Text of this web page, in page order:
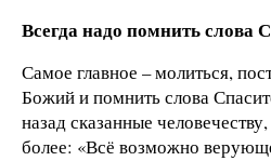
Всегда надо помнить слова
Самое главное – молиться,
Божий и помнить слова
назад сказанные
более: «Всё возможно